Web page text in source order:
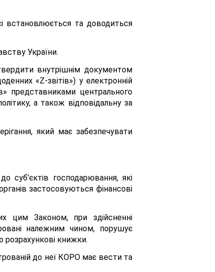
встановлюється та доводиться
України.
внутрішнім документом
«Z-звітів») у електронній
представниками центрального
а також відповідальну за
який має забезпечувати
господарювання, які
застосовуються фінансові
цим Законом, при здійсненні
належним чином, порушує
розрахункові книжки.
до неї КОРО має вести та